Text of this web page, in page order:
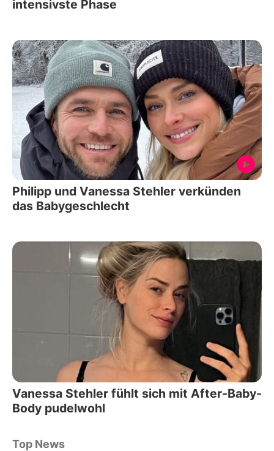
intensivste Phase
Philipp und Vanessa Stehler verkünden
das Babygeschlecht
Vanessa Stehler fühlt sich mit After-Baby-
Body pudelwohl
Top News